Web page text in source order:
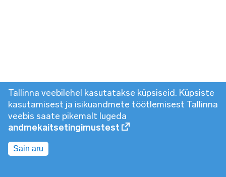
Tallinna veebilehel kasutatakse küpsiseid. Küpsiste
kasutamisest ja isikuandmete töötlemisest Tallinna
veebis saate pikemalt lugeda
andmekaitsetingimustest
Sain aru